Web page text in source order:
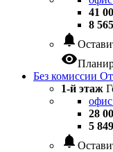
41
8
notifications
visibility
Без комиссии От
1-й этаж
28
5
notifications